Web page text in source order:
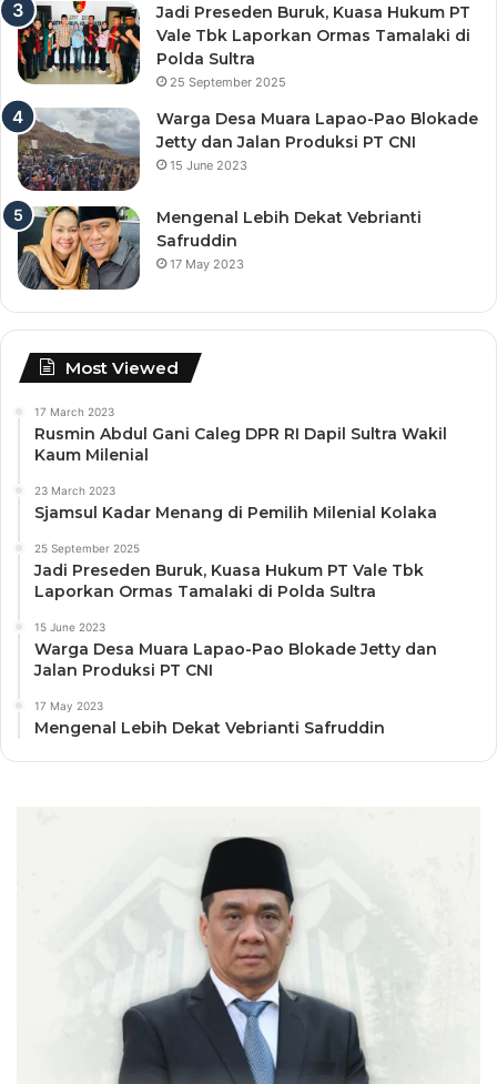
Jadi Preseden Buruk, Kuasa Hukum PT
Vale Tbk Laporkan Ormas Tamalaki di
Polda Sultra
25 September 2025
Warga Desa Muara Lapao-Pao Blokade
Jetty dan Jalan Produksi PT CNI
15 June 2023
Mengenal Lebih Dekat Vebrianti
Safruddin
17 May 2023
Most Viewed
17 March 2023
Rusmin Abdul Gani Caleg DPR RI Dapil Sultra Wakil
Kaum Milenial
23 March 2023
Sjamsul Kadar Menang di Pemilih Milenial Kolaka
25 September 2025
Jadi Preseden Buruk, Kuasa Hukum PT Vale Tbk
Laporkan Ormas Tamalaki di Polda Sultra
15 June 2023
Warga Desa Muara Lapao-Pao Blokade Jetty dan
Jalan Produksi PT CNI
17 May 2023
Mengenal Lebih Dekat Vebrianti Safruddin